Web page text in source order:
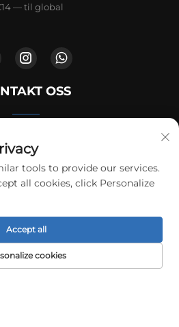
— til global
OSS
5-15, Xianyu vei, Benxi
utviklingsområde, provinsen
tools to provide our services.
all cookies, click Personalize
cookies
Accept all